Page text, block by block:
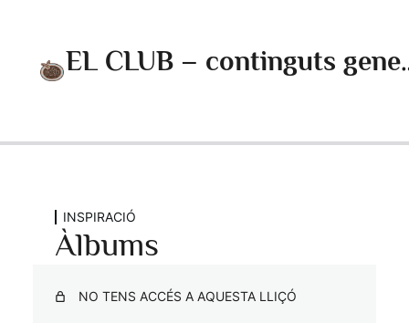
EL
INSPIRACIÓ
Àlbums
INSPIRACIÓ
Àlbums
NO TENS ACCÉS A AQUESTA LLIÇÓ
Anterior
Següent